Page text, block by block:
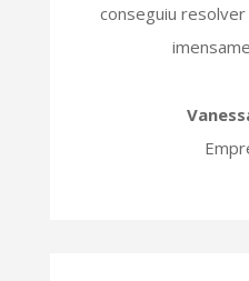
conseguiu